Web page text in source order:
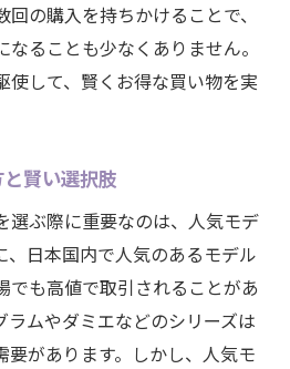
の購入を持ちかけることで、
ることも少なくありません。
使して、賢くお得な買い物を実
賢い選択肢
選ぶ際に重要なのは、人気モデ
、日本国内で人気のあるモデル
でも高値で取引されることがあ
ラムやダミエなどのシリーズは
要があります。しかし、人気モ